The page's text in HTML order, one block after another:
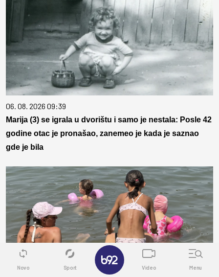
06. 08. 2026 09:39
Marija (3) se igrala u dvorištu i samo je nestala: Posle 42
godine otac je pronašao, zanemeo je kada je saznao
gde je bila
Novo Sport Video Menu
✕